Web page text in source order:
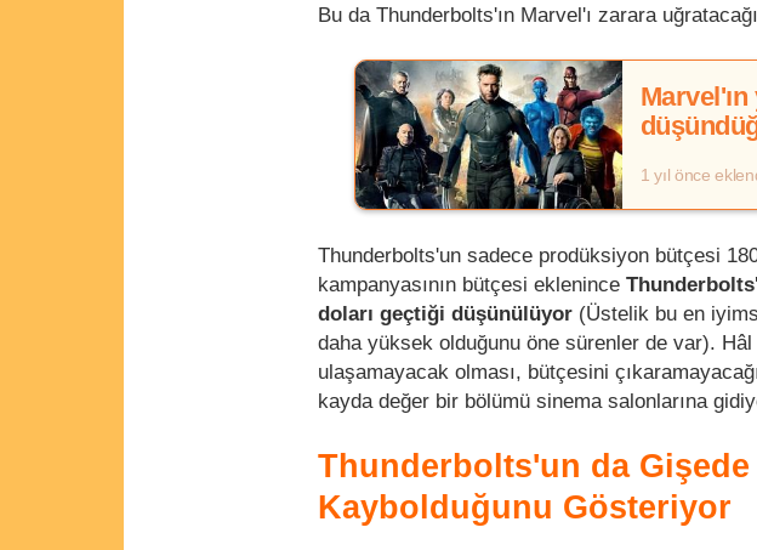
Bu da Thunderbolts'ın Marvel'ı zarara
1 yıl önce
Thunderbolts'un sadece prodüksiyon bütçesi
kampanyasının bütçesi eklenince
doları geçtiği düşünülüyor (Üstelik bu en
daha yüksek olduğunu öne sürenler de var).
ulaşamayacak olması, bütçesini
kayda değer bir bölümü sinema salonlarına
Thunderbolts'un da Gişede
Kaybolduğunu Gösteriyor